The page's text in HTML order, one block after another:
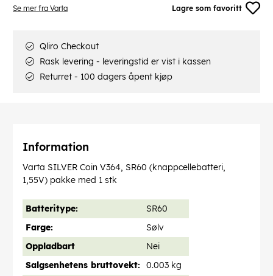
Se mer fra Varta Lagre som favoritt
Qliro Checkout
Rask levering - leveringstid er vist i kassen
Returret - 100 dagers åpent kjøp
Information
Varta SILVER Coin V364, SR60 (knappcellebatteri,
1,55V) pakke med 1 stk
Batteritype:
SR60
Farge:
Sølv
Oppladbart
Nei
Salgsenhetens bruttovekt:
0.003 kg